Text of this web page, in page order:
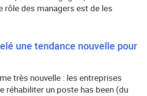
rôle des managers est de les
une tendance nouvelle pour
très nouvelle : les entreprises
réhabiliter un poste has been (du